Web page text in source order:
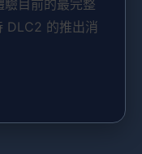
目前的最完整
DLC2 的推出消